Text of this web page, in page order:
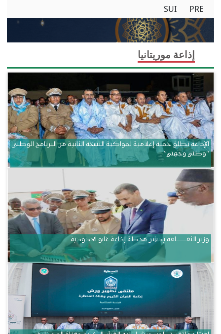
PRE
SUI
إذاعة موريتانيا
الإذاعة تطلق حملة إعلامية لمواكبة النسخة الثانية من البرنامج الوطني
“وطني وجهتي”
وزير الثقــــــــــافة يدشن محطة إذاعة غابو الحدودية